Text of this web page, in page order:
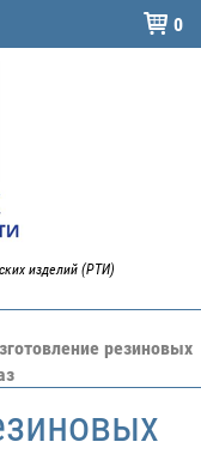
 0
изделий (РТИ)
резиновых